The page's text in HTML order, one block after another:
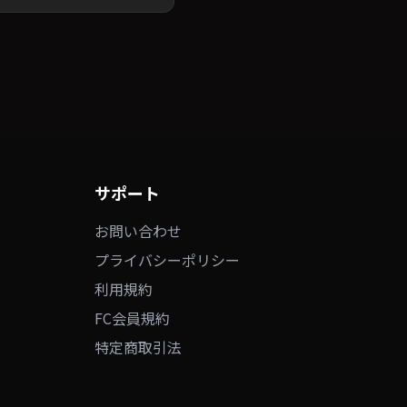
サポート
お問い合わせ
プライバシーポリシー
利用規約
FC会員規約
特定商取引法